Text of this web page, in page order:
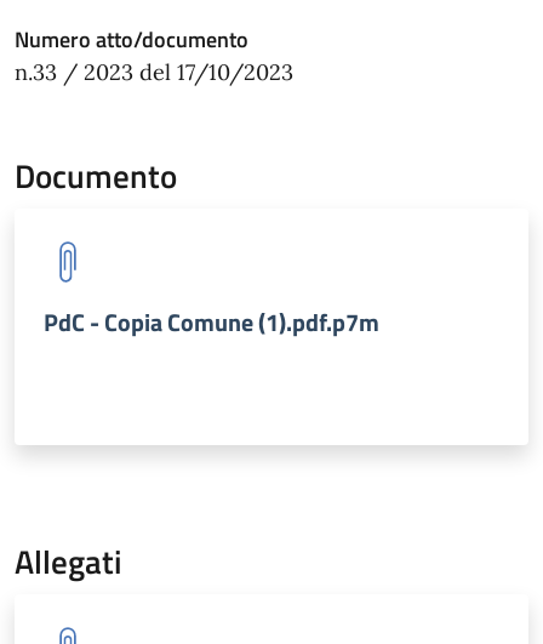
Numero atto/documento
n.33 / 2023 del 17/10/2023
Documento
PdC - Copia Comune (1).pdf.p7m
Allegati